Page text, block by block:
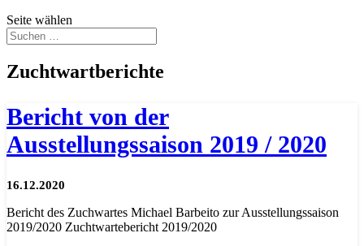
Seite wählen
Zuchtwartberichte
Bericht von der
Ausstellungssaison 2019 / 2020
16.12.2020
Bericht des Zuchwartes Michael Barbeito zur Ausstellungssaison
2019/2020 Zuchtwartebericht 2019/2020